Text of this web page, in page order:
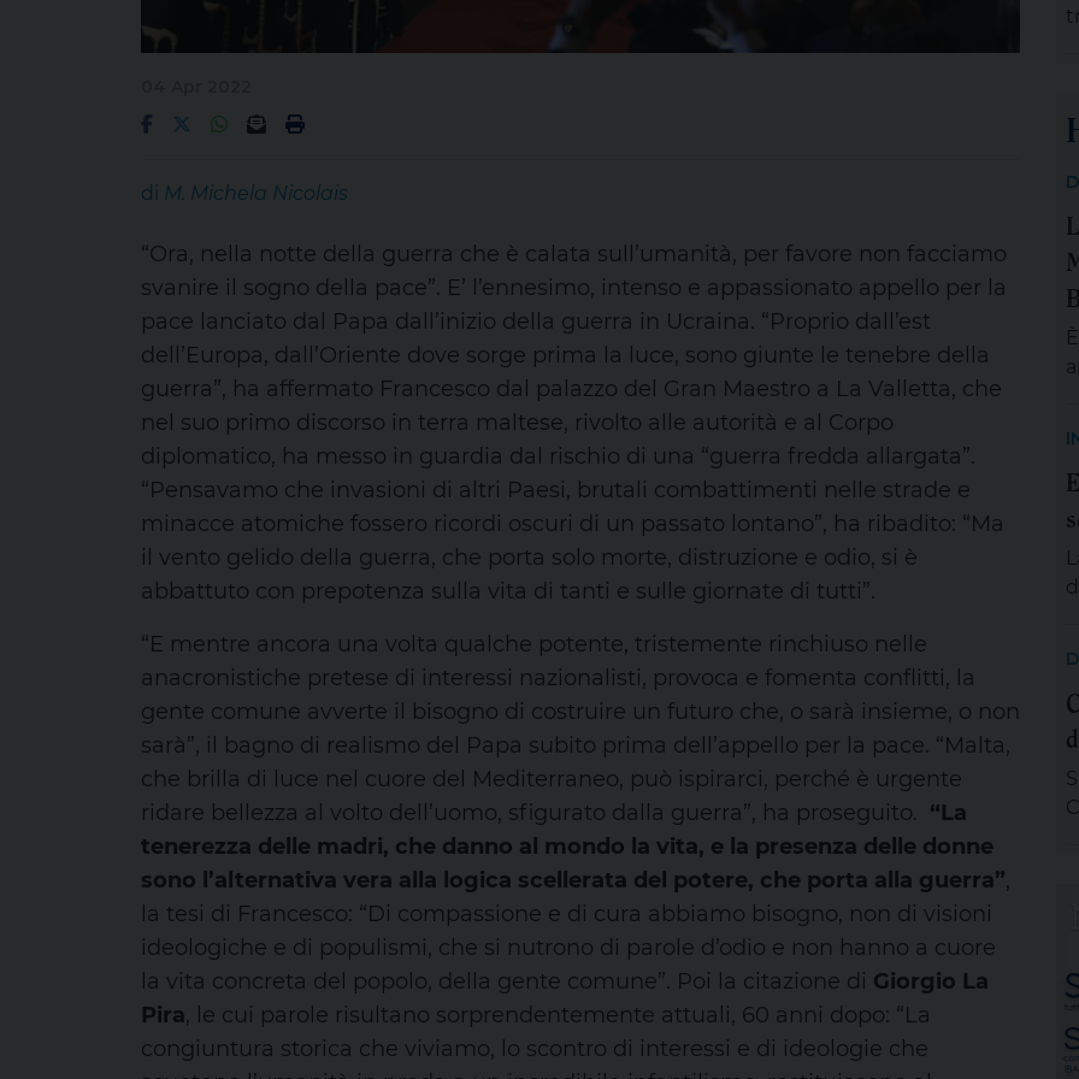
di M. Michela Nicolais
“Ora, nella notte della guerra che è calata sull’umanità, per favore non facciamo
svanire il sogno della pace”. E’ l’ennesimo, intenso e appassionato appello per la
pace lanciato dal Papa dall’inizio della guerra in Ucraina. “Proprio dall’est
dell’Europa, dall’Oriente dove sorge prima la luce, sono giunte le tenebre della
guerra”, ha affermato Francesco dal palazzo del Gran Maestro a La Valletta, che
nel suo primo discorso in terra maltese, rivolto alle autorità e al Corpo
diplomatico, ha messo in guardia dal rischio di una “guerra fredda allargata”.
“Pensavamo che invasioni di altri Paesi, brutali combattimenti nelle strade e
minacce atomiche fossero ricordi oscuri di un passato lontano”, ha ribadito: “Ma
il vento gelido della guerra, che porta solo morte, distruzione e odio, si è
abbattuto con prepotenza sulla vita di tanti e sulle giornate di tutti”.
“E mentre ancora una volta qualche potente, tristemente rinchiuso nelle
anacronistiche pretese di interessi nazionalisti, provoca e fomenta conflitti, la
gente comune avverte il bisogno di costruire un futuro che, o sarà insieme, o non
sarà”, il bagno di realismo del Papa subito prima dell’appello per la pace. “Malta,
che brilla di luce nel cuore del Mediterraneo, può ispirarci, perché è urgente
ridare bellezza al volto dell’uomo, sfigurato dalla guerra”, ha proseguito. “La
tenerezza delle madri, che danno al mondo la vita, e la presenza delle donne
sono l’alternativa vera alla logica scellerata del potere, che porta alla guerra”,
la tesi di Francesco: “Di compassione e di cura abbiamo bisogno, non di visioni
ideologiche e di populismi, che si nutrono di parole d’odio e non hanno a cuore
la vita concreta del popolo, della gente comune”. Poi la citazione di Giorgio La
Pira, le cui parole risultano sorprendentemente attuali, 60 anni dopo: “La
congiuntura storica che viviamo, lo scontro di interessi e di ideologie che